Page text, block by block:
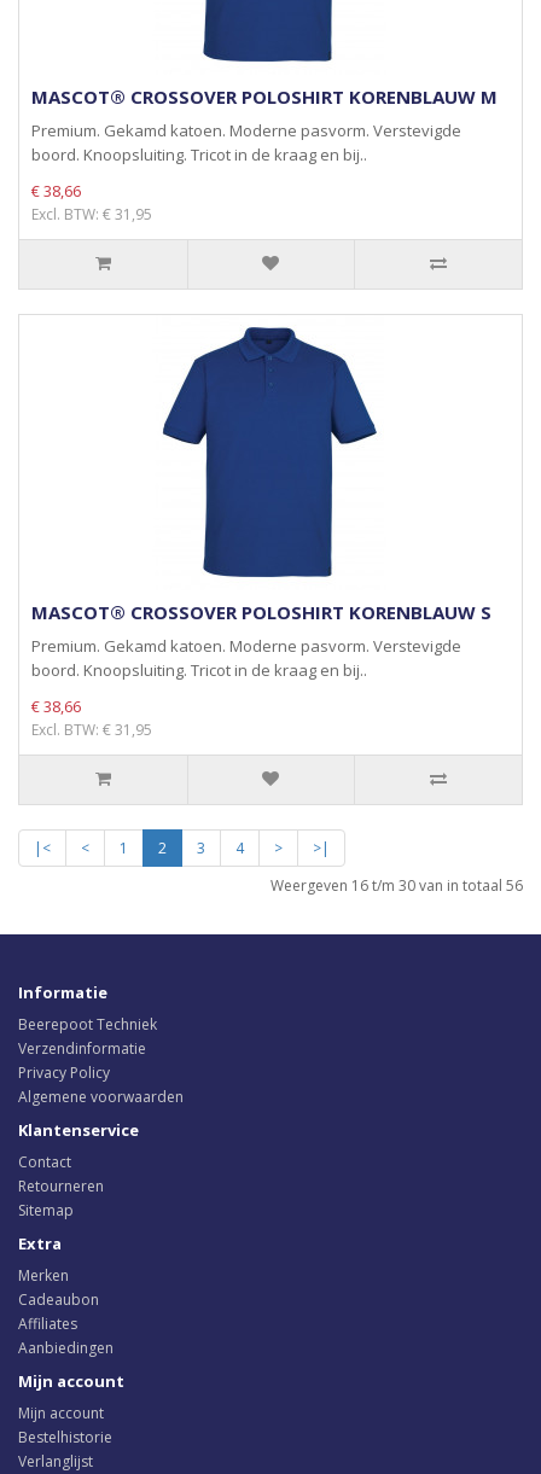
MASCOT® CROSSOVER POLOSHIRT KORENBLAUW M
Premium. Gekamd katoen. Moderne pasvorm. Verstevigde
boord. Knoopsluiting. Tricot in de kraag en bij..
€ 38,66
Excl. BTW: € 31,95
MASCOT® CROSSOVER POLOSHIRT KORENBLAUW S
Premium. Gekamd katoen. Moderne pasvorm. Verstevigde
boord. Knoopsluiting. Tricot in de kraag en bij..
€ 38,66
Excl. BTW: € 31,95
|< < 1 2 3 4 >
>|
Weergeven 16 t/m 30 van in totaal 56
Informatie
Beerepoot Techniek
Verzendinformatie
Privacy Policy
Algemene voorwaarden
Klantenservice
Contact
Retourneren
Sitemap
Extra
Merken
Cadeaubon
Affiliates
Aanbiedingen
Mijn account
Mijn account
Bestelhistorie
Verlanglijst